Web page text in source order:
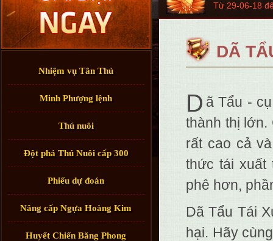
Nhiệm vụ Tân Thủ
Minh Phượng lệnh
Thú nuôi
Đột phá Thú Nuôi cấp 300
Phiếu dự đoán
Nâng cấp Ngựa Hoàng Kim
Huyết Chiến Băng Phong
Từ 29-06-18
DÃ
D ã Tẩu -
thành thị lớn.
rất cao cả
thức tái xuất
phê hơn,
Dã Tẩu Tái
hại. Hãy